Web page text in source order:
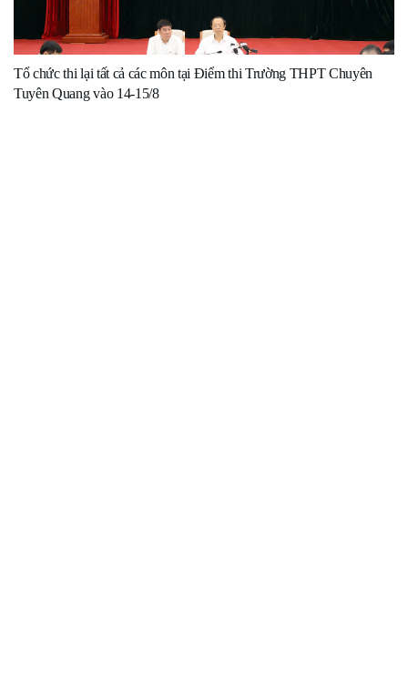
Tổ chức thi lại tất cả các môn tại Điểm thi Trường THPT Chuyên
Tuyên Quang vào 14-15/8